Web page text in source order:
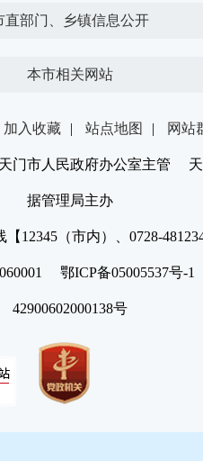
直部门、乡镇信息公开
本市相关网站
加入收藏 | 站点地图 | 网站
门市人民政府办公室主管 天
据管理局主办
12345（市内）、0728-
鄂ICP备05005537号
42900602000138号